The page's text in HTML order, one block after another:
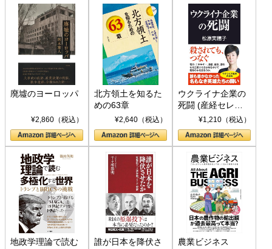
廃墟のヨーロッパ
¥2,860（税込）
北方領土を知るた
めの63章
¥2,640（税込）
ウクライナ企業の
死闘 (産経セレク
ト S 039)¥1,210（税込）
地政学理論で読む
誰が日本を降伏さ
農業ビジネス